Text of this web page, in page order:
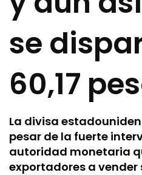
se
60,17
La divisa
pesar de la fuerte
autoridad monetaria
exportadores a vender